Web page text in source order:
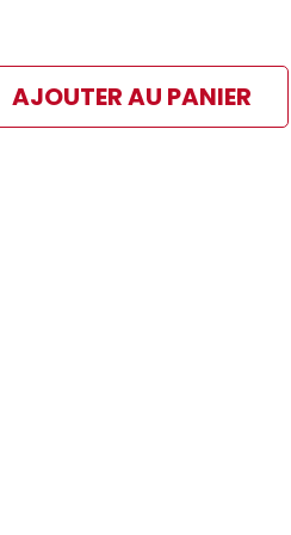
AJOUTER AU PANIER
sélectionné